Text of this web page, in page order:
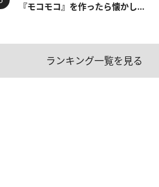
『モコモコ』を作ったら懐かし...
ランキング一覧を見る